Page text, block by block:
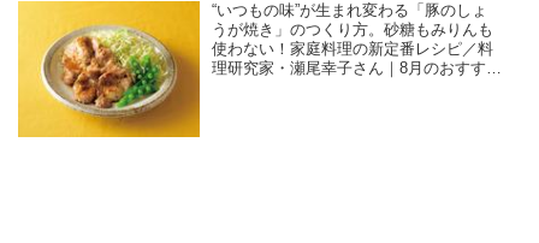
“いつもの味”が生まれ変わる「豚のしょ
うが焼き」のつくり方。砂糖もみりんも
使わない！家庭料理の新定番レシピ／料
理研究家・瀬尾幸子さん｜8月のおすすめ